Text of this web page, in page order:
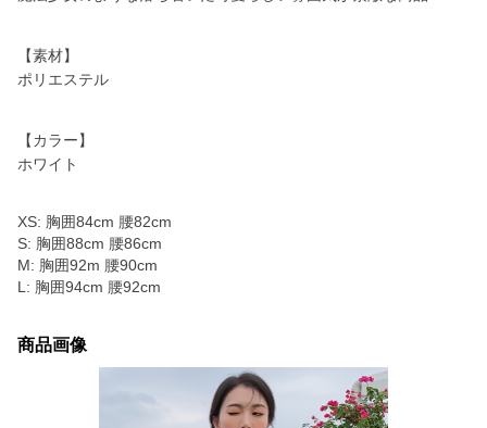
【素材】
ポリエステル
【カラー】
ホワイト
XS: 胸囲84cm 腰82cm
S: 胸囲88cm 腰86cm
M: 胸囲92m 腰90cm
L: 胸囲94cm 腰92cm
商品画像